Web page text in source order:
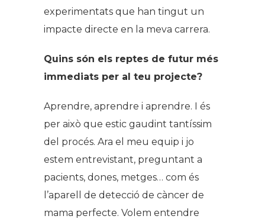
experimentats que han tingut un
impacte directe en la meva carrera.
Quins són els reptes de futur més
immediats per al teu projecte?
Aprendre, aprendre i aprendre. I és
per això que estic gaudint tantíssim
del procés. Ara el meu equip i jo
estem entrevistant, preguntant a
pacients, dones, metges… com és
l’aparell de detecció de càncer de
mama perfecte. Volem entendre